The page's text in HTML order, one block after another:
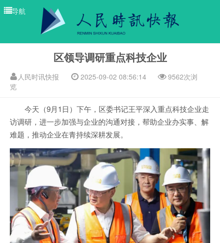
导航
区领导调研重点科技企业
人民时讯快报 2025-09-02 08:56:14
9562次浏
览
今天（9月1日）下午，区委书记王平深入重点科技企业走
访调研，进一步加强与企业的沟通对接，帮助企业办实事、解
难题，推动企业在青持续深耕发展。